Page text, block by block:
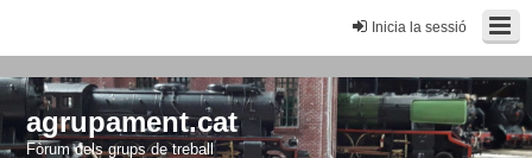
Inicia la sessió
agrupament.cat
Fòrum dels grups de treball